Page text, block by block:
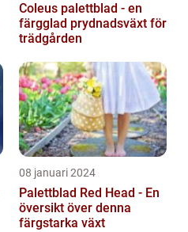
Coleus palettblad - en
färgglad prydnadsväxt för
trädgården
08 januari 2024
Palettblad Red Head - En
översikt över denna
färgstarka växt